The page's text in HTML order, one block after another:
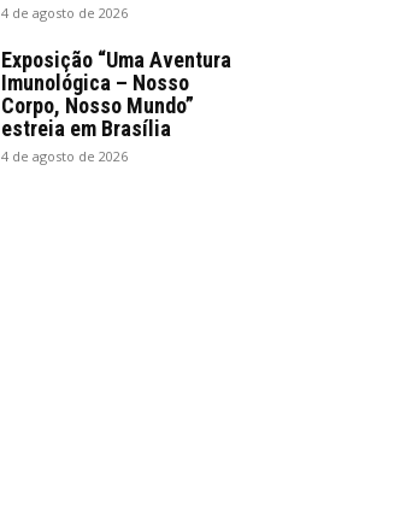
4 de agosto de 2026
Exposição “Uma Aventura
Imunológica – Nosso
Corpo, Nosso Mundo”
estreia em Brasília
4 de agosto de 2026